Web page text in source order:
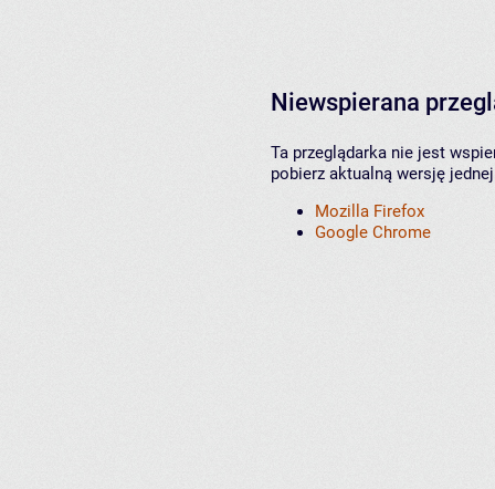
Niewspierana
Ta przeglądarka nie jest
pobierz aktualną wersję
Mozilla Firefox
Google Chrome